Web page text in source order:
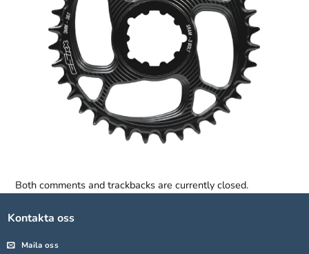
Both comments and trackbacks are currently closed.
Kontakta oss
Maila oss
Nödvändiga
går inte att
De behövs